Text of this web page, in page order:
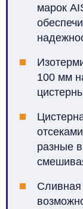
марок
100 мм
разные
Сливная